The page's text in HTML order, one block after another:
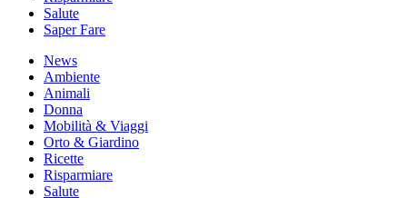
Salute
Saper Fare
News
Ambiente
Animali
Donna
Mobilità & Viaggi
Orto & Giardino
Ricette
Risparmiare
Salute